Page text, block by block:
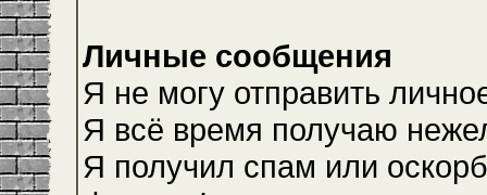
Личные сообщения
Я не могу отправить
Я всё время получаю
Я получил спам или